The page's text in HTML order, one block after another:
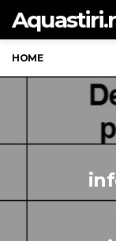
HOME